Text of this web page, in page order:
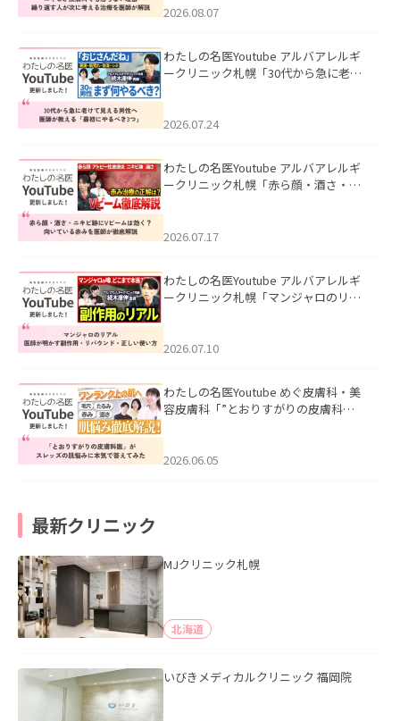
ました。
2026.08.07
わたしの名医Youtube アルバアレルギ
ークリニック札幌「30代から急に老け
た。
2026.07.24
わたしの名医Youtube アルバアレルギ
ークリニック札幌「赤ら顔・酒さ・ニ
した。
2026.07.17
わたしの名医Youtube アルバアレルギ
ークリニック札幌「マンジャロのリア
た。
2026.07.10
わたしの名医Youtube めぐ皮膚科・美
容皮膚科「”とおりすがりの皮膚科
2026.06.05
最新クリニック
MJクリニック札幌
北海道
いびきメディカルクリニック 福岡院